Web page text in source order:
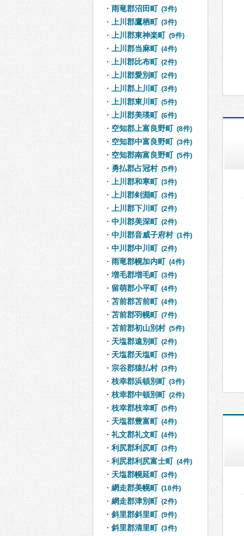
雨竜郡沼田町 (3件)
上川郡鷹栖町 (3件)
上川郡東神楽町 (9件)
上川郡当麻町 (4件)
上川郡比布町 (2件)
上川郡愛別町 (2件)
上川郡上川町 (3件)
上川郡東川町 (5件)
上川郡美瑛町 (6件)
空知郡上富良野町 (8件)
空知郡中富良野町 (3件)
空知郡南富良野町 (5件)
勇払郡占冠村 (5件)
上川郡和寒町 (3件)
上川郡剣淵町 (3件)
上川郡下川町 (2件)
中川郡美深町 (2件)
中川郡音威子府村 (1件)
中川郡中川町 (2件)
雨竜郡幌加内町 (4件)
増毛郡増毛町 (3件)
留萌郡小平町 (4件)
苫前郡苫前町 (4件)
苫前郡羽幌町 (7件)
苫前郡初山別村 (5件)
天塩郡遠別町 (2件)
天塩郡天塩町 (3件)
宗谷郡猿払村 (3件)
枝幸郡浜頓別町 (3件)
枝幸郡中頓別町 (2件)
枝幸郡枝幸町 (5件)
天塩郡豊富町 (4件)
礼文郡礼文町 (4件)
利尻郡利尻町 (3件)
利尻郡利尻富士町 (4件)
天塩郡幌延町 (3件)
網走郡美幌町 (18件)
網走郡津別町 (2件)
斜里郡斜里町 (9件)
斜里郡清里町 (3件)